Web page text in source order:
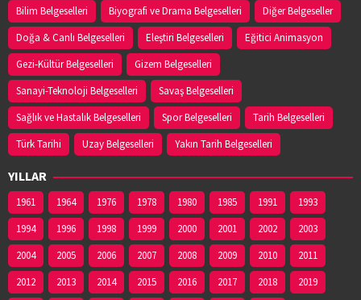
03625443111
YENİ HAVZA ECZANESİ
Adres:İCADİYE MAH. KAZIMPAŞA CAD. NO:48/1
03627141953
YİĞİT ECZANESİ
03628132140
Bilim Belgeselleri Biyografi ve Drama Belgeselleri
Diğer Belgeseller
Doğa & Canlı Belgeselleri
Eleştiri Belgeselleri
Eğitici Animasyon
Gezi-Kültür Belgeselleri
Gizem Belgeselleri
Sanayi-Teknoloji Belgeselleri
Savaş Belgeselleri
Sağlık ve Hastalık Belgeselleri
Spor Belgeselleri
Tarih Belgeselleri
Türk Tarihi
Uzay Belgeselleri Yakın Tarih Belgeselleri
YILLAR
1961 1964 1976 1978 1980 1985 1991
1993
1994
1996 1998 1999 2000 2001 2002
2003
2004
2005 2006 2007 2008 2009 2010
2011
2012
2013 2014 2015 2016 2017 2018 2019